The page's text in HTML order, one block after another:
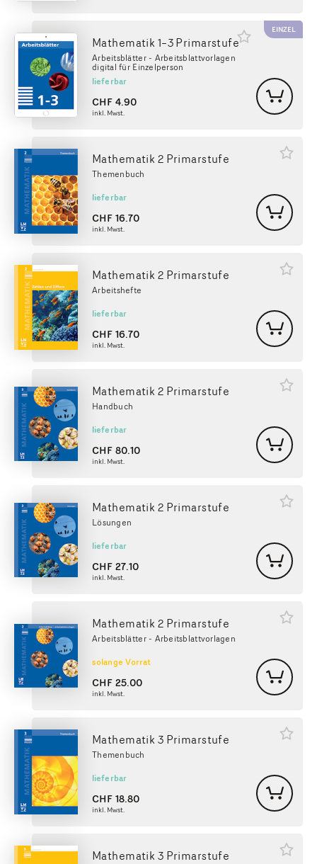
EINZEL
Mathematik 1–3 Primarstufe
Arbeitsblätter - Arbeitsblattvorlagen
digital für Einzelperson
lieferbar
CHF4.90
inkl. Mwst.
Mathematik 2 Primarstufe
Themenbuch
lieferbar
CHF16.70
inkl. Mwst.
Mathematik 2 Primarstufe
Arbeitshefte
lieferbar
CHF16.70
inkl. Mwst.
Mathematik 2 Primarstufe
Handbuch
lieferbar
CHF80.10
inkl. Mwst.
Mathematik 2 Primarstufe
Lösungen
lieferbar
CHF27.10
inkl. Mwst.
Mathematik 2 Primarstufe
Arbeitsblätter - Arbeitsblattvorlagen
solange Vorrat
CHF25.00
inkl. Mwst.
Mathematik 3 Primarstufe
Themenbuch
lieferbar
CHF18.80
inkl. Mwst.
Mathematik 3 Primarstufe